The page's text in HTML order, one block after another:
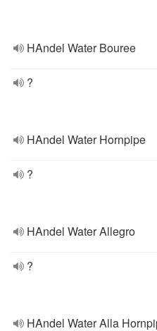
HAndel Water Bouree
?
HAndel Water Hornpipe
?
HAndel Water Allegro
?
HAndel Water Alla